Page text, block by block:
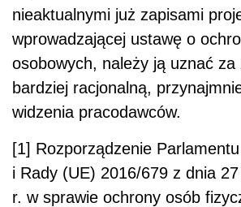
nieaktualnymi już zapisami
wprowadzającej ustawę o
osobowych, należy ją uznać za
bardziej racjonalną,
widzenia pracodawców.
[1] Rozporządzenie
i Rady (UE) 2016/679 z dnia
r. w sprawie ochrony osób